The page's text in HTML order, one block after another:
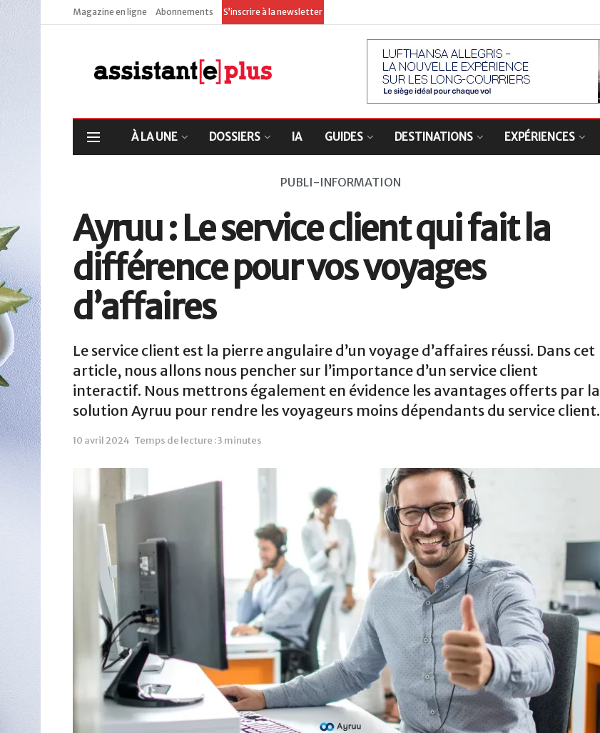
Magazine en ligne Abonnements S’inscrire à la newsletter
À LA UNE DOSSIERS IA GUIDES DESTINATIONS EXPÉRIENCES
PUBLI-INFORMATION
Ayruu : Le service client qui fait la
différence pour vos voyages
d’affaires
Le service client est la pierre angulaire d’un voyage d’affaires réussi. Dans cet
article, nous allons nous pencher sur l’importance d’un service client
interactif. Nous mettrons également en évidence les avantages offerts par la
solution Ayruu pour rendre les voyageurs moins dépendants du service client.
10 avril 2024 Temps de lecture : 3 minutes